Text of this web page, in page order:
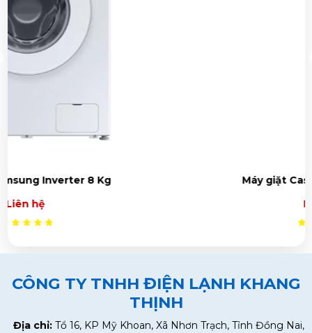
Máy giặt Casper Inverter 9.5 kg
CÔNG TY TNHH ĐIỆN LẠNH KHANG
THỊNH
Địa chỉ:Tổ 16, KP Mỹ Khoan, Xã Nhơn Trạch, Tỉnh Đồng Nai,